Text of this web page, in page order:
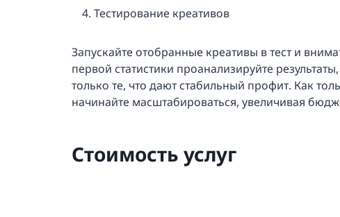
Тестирование креативов
Запускайте отобранные креативы в тест и
первой статистики проанализируйте
только те, что дают стабильный профит. Как
начинайте масштабироваться, увеличивая
Стоимость услуг